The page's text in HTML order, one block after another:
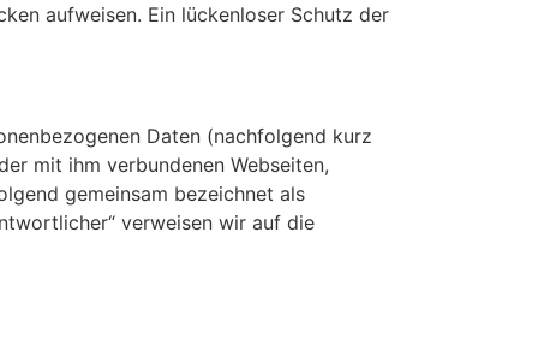
aufweisen. Ein lückenloser Schutz der
Daten (nachfolgend kurz
mit ihm verbundenen Webseiten,
gemeinsam bezeichnet als
verweisen wir auf die